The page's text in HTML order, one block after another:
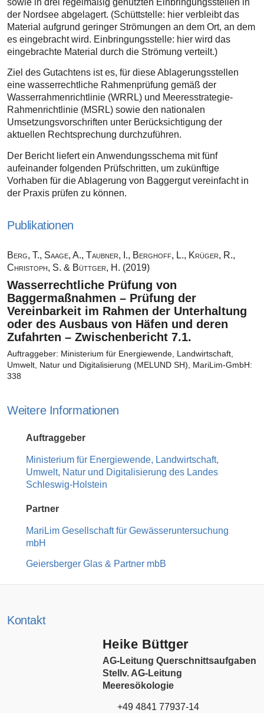
sowie in drei regelmäßig genutzten Einbringungsstellen in
der Nordsee abgelagert. (Schüttstelle: hier verbleibt das
Material aufgrund geringer Strömungen an dem Ort, an dem
es eingebracht wird. Einbringungsstelle: hier wird das
eingebrachte Material durch die Strömung verteilt.)
Ziel des Gutachtens ist es, für diese Ablagerungsstellen
eine wasserrechtliche Rahmenprüfung gemäß der
Wasserrahmenrichtlinie (WRRL) und Meeresstrategie-
Rahmenrichtlinie (MSRL) sowie den nationalen
Umsetzungsvorschriften unter Berücksichtigung der
aktuellen Rechtsprechung durchzuführen.
Der Bericht liefert ein Anwendungsschema mit fünf
aufeinander folgenden Prüfschritten, um zukünftige
Vorhaben für die Ablagerung von Baggergut vereinfacht in
der Praxis prüfen zu können.
Publikationen
Berg, T., Saage, A., Taubner, I., Berghoff, L., Krüger, R.,
Christoph, S. & Büttger, H. (2019)
Wasserrechtliche Prüfung von
Baggermaßnahmen – Prüfung der
Vereinbarkeit im Rahmen der Unterhaltung
oder des Ausbaus von Häfen und deren
Zufahrten – Zwischenbericht 7.1.
Auftraggeber: Ministerium für Energiewende, Landwirtschaft,
Umwelt, Natur und Digitalisierung (MELUND SH), MariLim-GmbH:
338
Weitere Informationen
Auftraggeber
Ministerium für Energiewende, Landwirtschaft,
Umwelt, Natur und Digitalisierung des Landes
Schleswig-Holstein
Partner
MariLim Gesellschaft für Gewässeruntersuchung
mbH
Geiersberger Glas & Partner mbB
Kontakt
Heike Büttger
AG-Leitung Querschnittsaufgaben
Stellv. AG-Leitung
Meeresökologie
+49 4841 77937-14